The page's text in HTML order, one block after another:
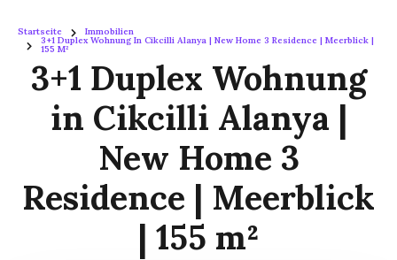
Startseite Immobilien
3+1 Duplex Wohnung In Cikcilli Alanya | New Home 3 Residence | Meerblick |
155 M²
3+1 Duplex Wohnung
in Cikcilli Alanya |
New Home 3
Residence | Meerblick
| 155 m²